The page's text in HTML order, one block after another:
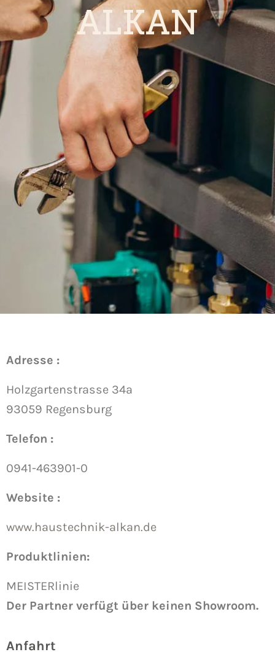
ALKAN
Adresse :
Holzgartenstrasse 34a
93059 Regensburg
Telefon :
0941-463901-0
Website :
www.haustechnik-alkan.de
Produktlinien:
MEISTERlinie
Der Partner verfügt über keinen Showroom.
Anfahrt